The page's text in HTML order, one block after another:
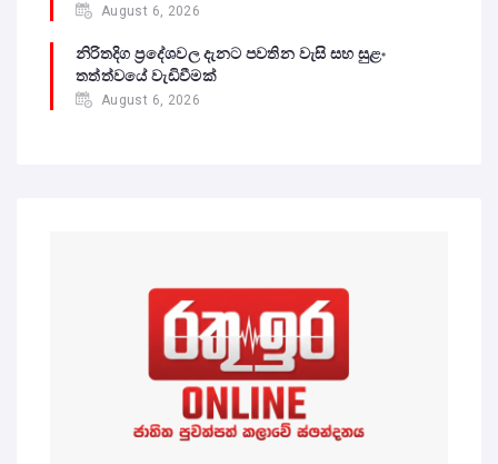
August 6, 2026
නිරිතදිග ප්‍රදේශවල දැනට පවතින වැසි සහ සුළං
තත්ත්වයේ වැඩිවීමක්
August 6, 2026